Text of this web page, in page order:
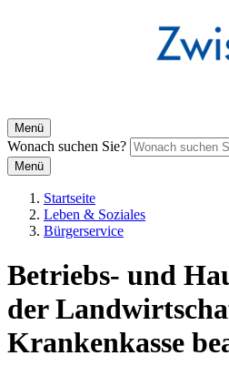
Menü
Wonach suchen Sie?
Menü
Startseite
Leben & Soziales
Bürgerservice
Betriebs- und
der
Krankenkasse